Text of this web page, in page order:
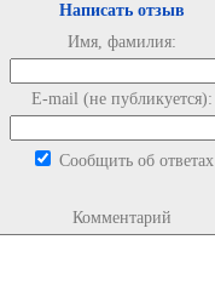
Написать отзыв
Имя, фамилия:
E-mail (не публикуется):
Сообщить об ответах
Комментарий